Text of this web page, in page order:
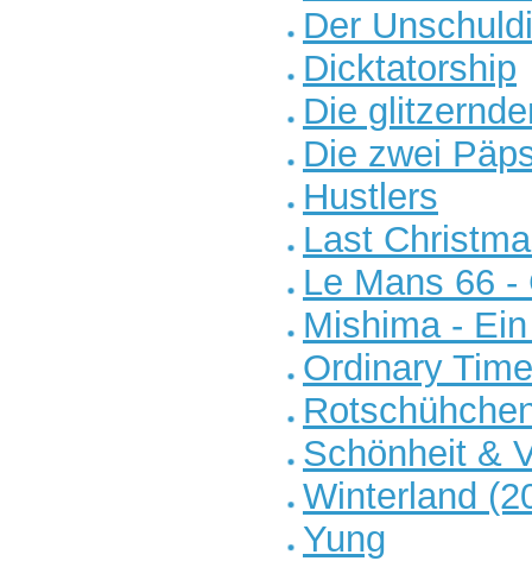
Der
Dicktatorship
Die
Die zwei
Hustlers
Last
Le Mans 66 -
Mishima -
Ordinary Time
Schönheit &
Winterland
Yung